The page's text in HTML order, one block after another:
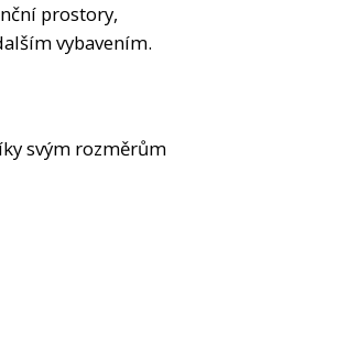
prostory,
vybavením.
svým rozměrům